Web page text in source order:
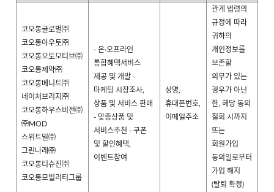
코오롱글로벌㈜
코오롱아우토㈜
코오롱오토모티브㈜
코오롱제약㈜
코오롱베니트㈜
네이처브리지㈜
코오롱하우스비전㈜
㈜MOD
스위트밀㈜
그린나래㈜
코오롱티슈진㈜
코오롱모빌리티그룹
- 온·오프라인
통합혜택서비스
제공 및 개발 -
마케팅 시장조사,
상품 및 서비스 판매
- 맞춤상품 및
서비스추천 - 쿠폰
및 할인혜택,
이벤트참여
성명,
휴대폰번호,
이메일주소
관계 법령의
규정에 따라
귀하의
개인정보를
보존할
의무가 있는
경우가 아닌
한, 해당 동의
철회 시까지
또는
회원가입
동의일로부터
가입 해지
(탈퇴 확정)